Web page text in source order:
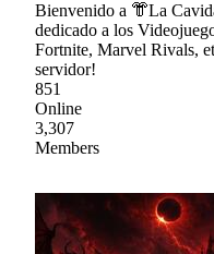
Bienvenido a 👘La
dedicado a los
Fortnite, Marvel Rivals,
servidor!
851
Online
3,307
Members